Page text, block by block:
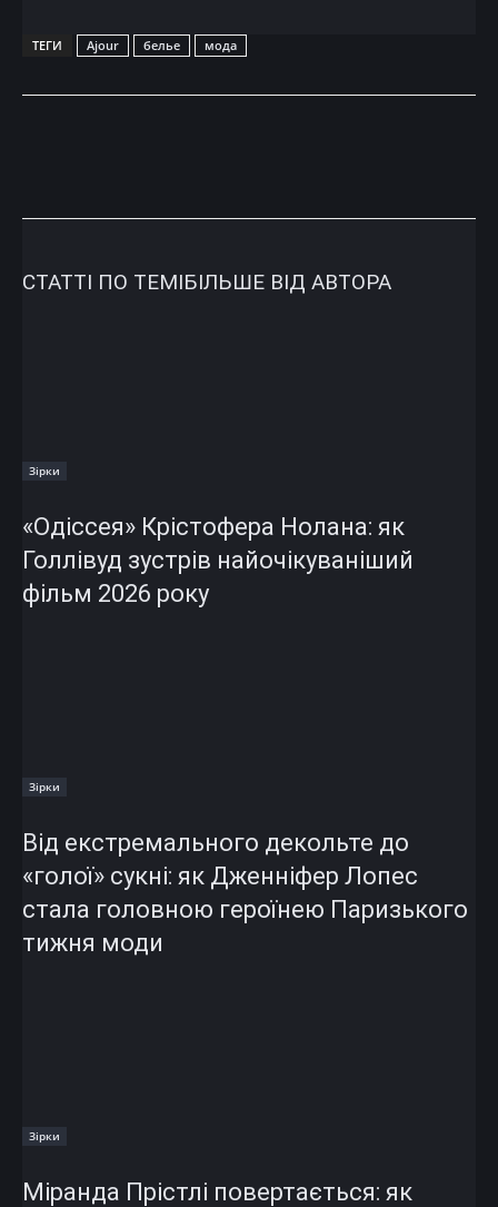
ТЕГИ Ajour белье мода
СТАТТІ ПО ТЕМІБІЛЬШЕ ВІД АВТОРА
Зірки
«Одіссея» Крістофера Нолана: як
Голлівуд зустрів найочікуваніший
фільм 2026 року
Зірки
Від екстремального декольте до
«голої» сукні: як Дженніфер Лопес
стала головною героїнею Паризького
тижня моди
Зірки
Міранда Прістлі повертається: як